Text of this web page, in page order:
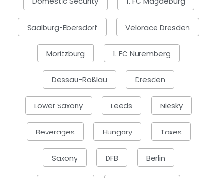
Saalburg-Ebersdorf Velorace Dresden
Moritzburg 1. FC Nuremberg
Dessau-Roßlau Dresden
Lower Saxony Leeds Niesky
Beverages Hungary Taxes
Saxony DFB Berlin